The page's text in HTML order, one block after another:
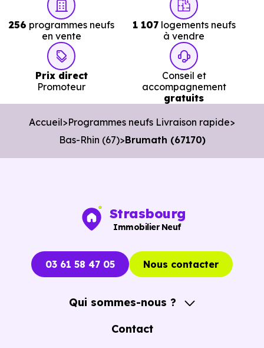
Cibler les bons biens dès le départ.
Éviter les annonces obsolètes.
Organiser des visites pertinentes.
Avancer rapidement dans les démarches.
Vous pouvez consulter dès maintenant nosprogrammes
256 programmes neufs
en vente
1 107logements neufs
à vendre
Prix direct
Promoteur
Conseil et
accompagnement
gratuits
Accueil Programmes neufs Livraison rapide
Bas-Rhin (67) Brumath (67170)
Strasbourg
Immobilier Neuf
03 61 58 47 05 Nous contacter
Qui sommes-nous ?
A propos
Contact